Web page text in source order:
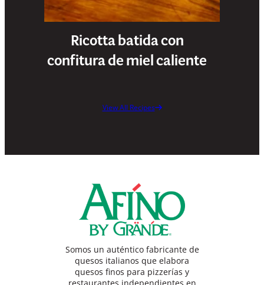
Ricotta batida con
confitura de miel caliente
View All Recipes
Somos un auténtico fabricante de
quesos italianos que elabora
quesos finos para pizzerías y